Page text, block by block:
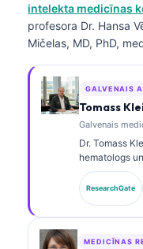
intelekta medicīnas
profesora Dr. Hansa
Mičelas, MD, PhD,
GALVENAIS
Tomass
Galvenais
Dr. Tomass
hematologs
pieredzi
klīniskā
darbinieks
interpretāciju
ResearchGate
MEDICĪNAS